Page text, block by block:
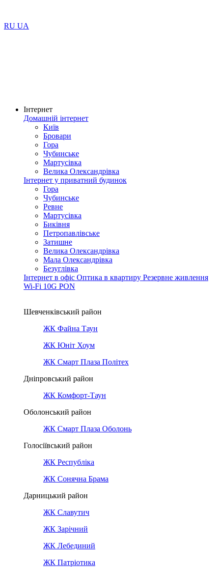
RU UA
Інтернет
Домашній інтернет
Київ
Бровари
Гора
Чубинське
Мартусівка
Велика Олександрівка
Інтернет у приватний будинок
Гора
Чубинське
Ревне
Мартусівка
Биківня
Петропавлівське
Затишне
Велика Олександрівка
Мала Олександрівка
Безуглівка
Інтернет в офіс Оптика в квартиру Резервне живлення
Wi-Fi 10G PON
Шевченківський район
ЖК Файна Таун
ЖК Юніт Хоум
ЖК Смарт Плаза Політех
Дніпровський район
ЖК Комфорт-Таун
Оболонський район
ЖК Смарт Плаза Оболонь
Голосіївський район
ЖК Республіка
ЖК Сонячна Брама
Дарницький район
ЖК Славутич
ЖК Зарічний
ЖК Лебединий
ЖК Патріотика